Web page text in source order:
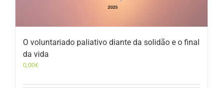
O voluntariado paliativo diante da solidão e o final
da vida
0,00€